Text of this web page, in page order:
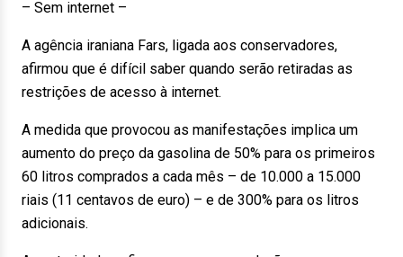
– Sem internet –
A agência iraniana Fars, ligada aos conservadores,
afirmou que é difícil saber quando serão retiradas as
restrições de acesso à internet.
A medida que provocou as manifestações implica um
aumento do preço da gasolina de 50% para os primeiros
60 litros comprados a cada mês – de 10.000 a 15.000
riais (11 centavos de euro) – e de 300% para os litros
adicionais.